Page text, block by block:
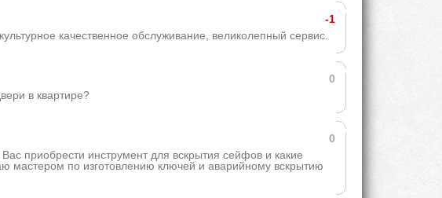
-1
качественное обслуживание, великолепный сервис.
0
в квартире?
0
Вас приобрести инструмент для вскрытия сейфов и какие
мастером по изготовлению ключей и аварийному вскрытию